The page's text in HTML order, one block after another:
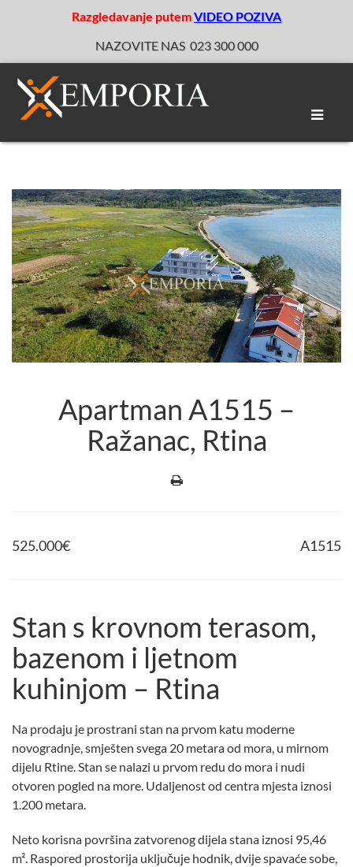
Razgledavanje putemVIDEO POZIVA
NAZOVITE NAS 023 300 000
Toggle
Apartman A1515 –
Ražanac, Rtina
525.000€ A1515
Stan s krovnom terasom,
bazenom i ljetnom
kuhinjom – Rtina
Na prodaju je prostrani stan na prvom katu moderne
novogradnje, smješten svega 20 metara od mora, u mirnom
dijelu Rtine. Stan se nalazi u prvom redu do mora i nudi
otvoren pogled na more. Udaljenost od centra mjesta iznosi
1.200 metara.
Neto korisna površina zatvorenog dijela stana iznosi 95,46
m². Raspored prostorija uključuje hodnik, dvije spavaće sobe,